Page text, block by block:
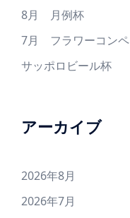
8月 月例杯
7月 フラワーコンペ
サッポロビール杯
アーカイブ
2026年8月
2026年7月